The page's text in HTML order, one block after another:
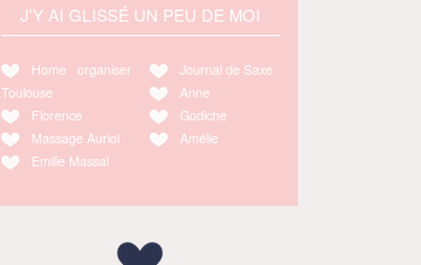
J'Y AI GLISSÉ UN PEU DE MOI
Home organiser
Toulouse
Florence
Massage Auriol
Emilie Massal
Journal de Saxe
Anne
Godiche
Amélie